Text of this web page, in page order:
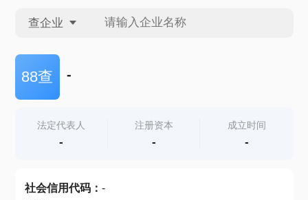
查企业
查企业
查产地
88查 -
法定代表人
-
注册资本
-
成立时间
-
社会信用代码： -